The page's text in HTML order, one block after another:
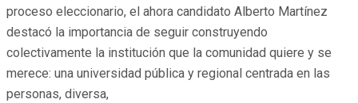
proceso eleccionario, el ahora candidato Alberto Martínez
destacó la importancia de seguir construyendo
colectivamente la institución que la comunidad quiere y se
merece: una universidad pública y regional centrada en las
personas, diversa,